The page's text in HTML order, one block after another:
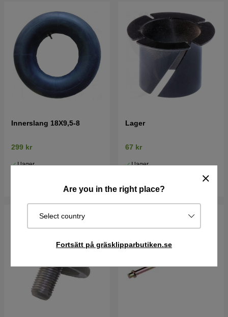
Are you in the right place?
Select country
Fortsätt på gräsklipparbutiken.se
Innerslang 18X9,5-8
299 kr
I lager
Lager
67 kr
I lager